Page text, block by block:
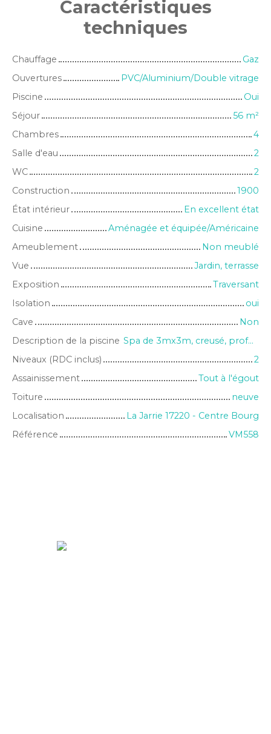
Caractéristiques
techniques
Chauffage
Gaz
Ouvertures
PVC/Aluminium/Double vitrage
Piscine
Oui
Séjour
56 m²
Chambres
4
Salle d'eau
2
WC
2
Construction
1900
État intérieur
En excellent état
Cuisine
Aménagée et équipée/Américaine
Ameublement
Non meublé
Vue
Jardin, terrasse
Exposition
Traversant
Isolation
oui
Cave
Non
Description de la piscine
Spa de 3mx3m, creusé, profondeur 1,20m
Niveaux (RDC inclus)
2
Assainissement
Tout à l'égout
Toiture
neuve
Localisation
La Jarrie 17220 - Centre Bourg
Référence
VM558